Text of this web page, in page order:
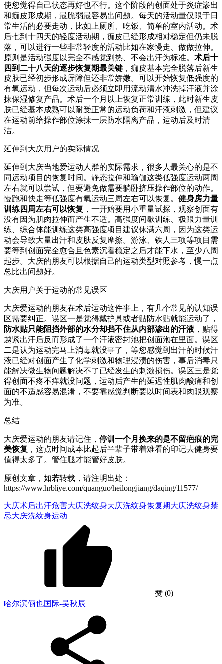
使您觉得自己状态再好也不行。这个阶段的创面处于炎症渗出
和痂皮形成期，最脆弱最容易出问题。每天的活动量仅限于日
常生活的必要走动，比如上厕所、吃饭、简单的室内活动。术
后七到十四天的轻度活动期，痂皮已经形成相对稳定但仍未脱
落，可以进行一些非常轻度的活动比如在家慢走、做做拉伸。
原则是活动强度以完全不感觉到热、不会出汗为标准。 术后十
四到二十八天的逐步恢复期最关键 ，痂皮基本完全脱落后新生
皮肤已经初步形成屏障但还非常娇嫩。可以开始恢复低强度的
有氧运动，但每次运动后必须立即用流动清水冲洗掉汗液并涂
抹保湿修复产品。术后一个月以上恢复正常训练，此时新生皮
肤已经基本成熟可以耐受正常的运动负荷和汗液刺激，但建议
在运动前给操作部位涂抹一层防水隔离产品，运动后及时清
洁。
延伸到大庆用户的实际情况
延伸到大庆当地爱运动人群的实际需求，很多人最关心的是不
同运动项目的恢复时间。静态拉伸和瑜伽这类低强度运动两周
左右就可以尝试，但要避免做需要躺卧挤压操作部位的动作。
慢跑和快走等低强度有氧运动三周左右可以恢复。 健身房力量
训练四周左右可以恢复 ，一开始要用小重量试探，观察创面有
没有因为肌肉拉伸而产生不适。高强度间歇训练、极限力量训
练、综合体能训练这类高强度项目建议休满六周，因为这类运
动会导致大量出汗和皮肤反复摩擦。游泳、铁人三项等项目需
要等到创面完全愈合且色素沉着稳定之后才能下水，至少八周
起步。大庆的朋友可以根据自己的运动类型对照参考，慢一点
总比出问题好。
大庆用户关于运动的常见误区
大庆爱运动的朋友在术后运动这件事上，有几个常见的认知误
区需要纠正。误区一是觉得戴护具或者贴防水贴就能运动了，
防水贴只能阻挡外部的水分却挡不住从内部渗出的汗液 ，贴得
越紧出汗后反而形成了一个汗液密封池把创面泡在里面。误区
二是认为运动完马上消毒就没事了，等您感觉到出汗的时候汗
液已经对创面产生了化学刺激和物理浸渍的伤害，事后消毒只
能解决微生物问题解决不了已经发生的刺激损伤。误区三是觉
得创面不疼不痒就没问题，运动后产生的延迟性肌肉酸痛和创
面的不适感容易混淆，不要靠感觉判断要以时间表和肉眼观察
为准。
总结
大庆爱运动的朋友请记住， 停训一个月换来的是不留疤痕的完
美恢复 ，这点时间成本比起后半辈子带着难看的印记去健身要
值得太多了。管住腿才能管好皮肤。
原创文章，如若转载，请注明出处：
https://www.hrbliye.com/quanguo/heilongjiang/daqing/11577/
大庆术后出汗危害大庆洗纹身大庆洗纹身恢复期大庆洗纹身禁
忌大庆洗纹身运动
赞 (0)
哈尔滨俪也国际-吴秋辰